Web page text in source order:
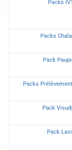
Packs
Packs
Pack
Packs
Pack
Pack